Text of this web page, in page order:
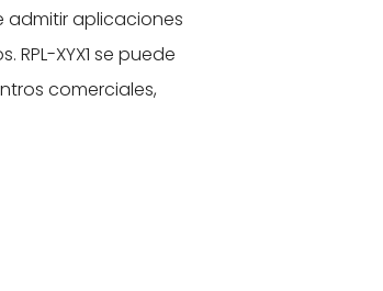
admitir aplicaciones
XYX1 se puede
comerciales,